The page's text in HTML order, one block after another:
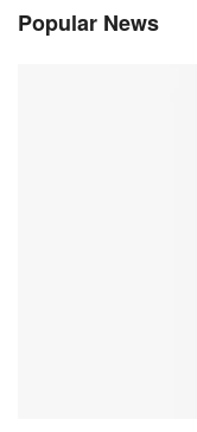
Popular News